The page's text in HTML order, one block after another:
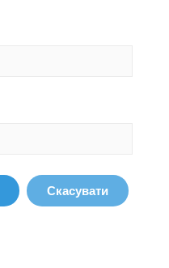
Скасувати